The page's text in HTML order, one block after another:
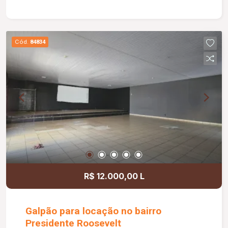
de lazer e confraternização. O apartamento
dispõe ainda de elevador e 02 vagas de
garagem.
Cód. 84834
R$ 12.000,00 L
Galpão para locação no bairro
Presidente Roosevelt